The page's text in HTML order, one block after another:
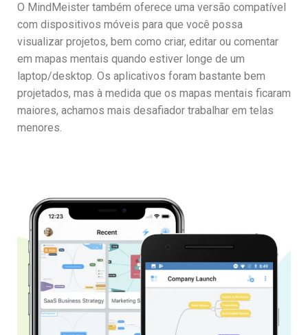
O MindMeister também oferece uma versão compatível
com dispositivos móveis para que você possa
visualizar projetos, bem como criar, editar ou comentar
em mapas mentais quando estiver longe de um
laptop/desktop. Os aplicativos foram bastante bem
projetados, mas à medida que os mapas mentais ficaram
maiores, achamos mais desafiador trabalhar em telas
menores.